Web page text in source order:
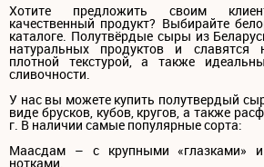
Хотите предложить своим
качественный продукт? Выбирайте
каталоге. Полутвёрдые сыры из
натуральных продуктов и славятся
плотной текстурой, а также
сливочности.
У нас вы можете купить полутвердый
виде брусков, кубов, кругов, а также
г. В наличии самые популярные сорта:
Маасдам – с крупными «глазками»
нотками.